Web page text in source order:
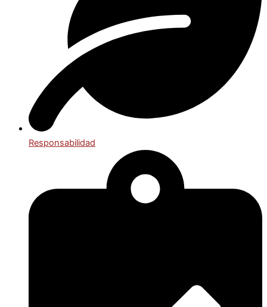
Responsabilidad